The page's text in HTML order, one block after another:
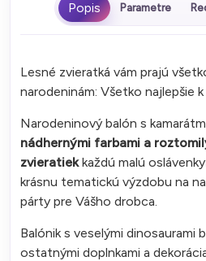
Parametre
Lesné zvieratká vám prajú
narodeninám: Všetko najlepšie
Narodeninový balón s
nádhernými farbami a
zvieratiekkaždú malú
krásnu tematickú výzdobu na
párty pre Vášho drobca.
Balónik s veselými dinosaurami
ostatnými doplnkami a